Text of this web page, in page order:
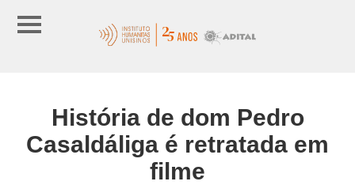
História de dom Pedro
Casaldáliga é retratada em
filme